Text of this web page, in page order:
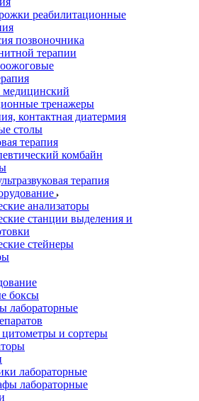
реабилитационные
позвоночника
терапии
тренажеры
контактная диатермия
столы
терапия
комбайн
терапия
анализаторы
станции выделения и
стейнеры
боксы
лабораторные
и сортеры
лабораторные
лабораторные